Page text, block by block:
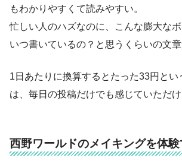
もわかりやすくて読みやすい。
忙しい人のハズなのに、こんな膨大な
いつ書いているの？と思うくらいの文章
1日あたりに換算するとたった33円とい
は、毎日の投稿だけでも感じていただけ
西野ワールドのメイキングを体験